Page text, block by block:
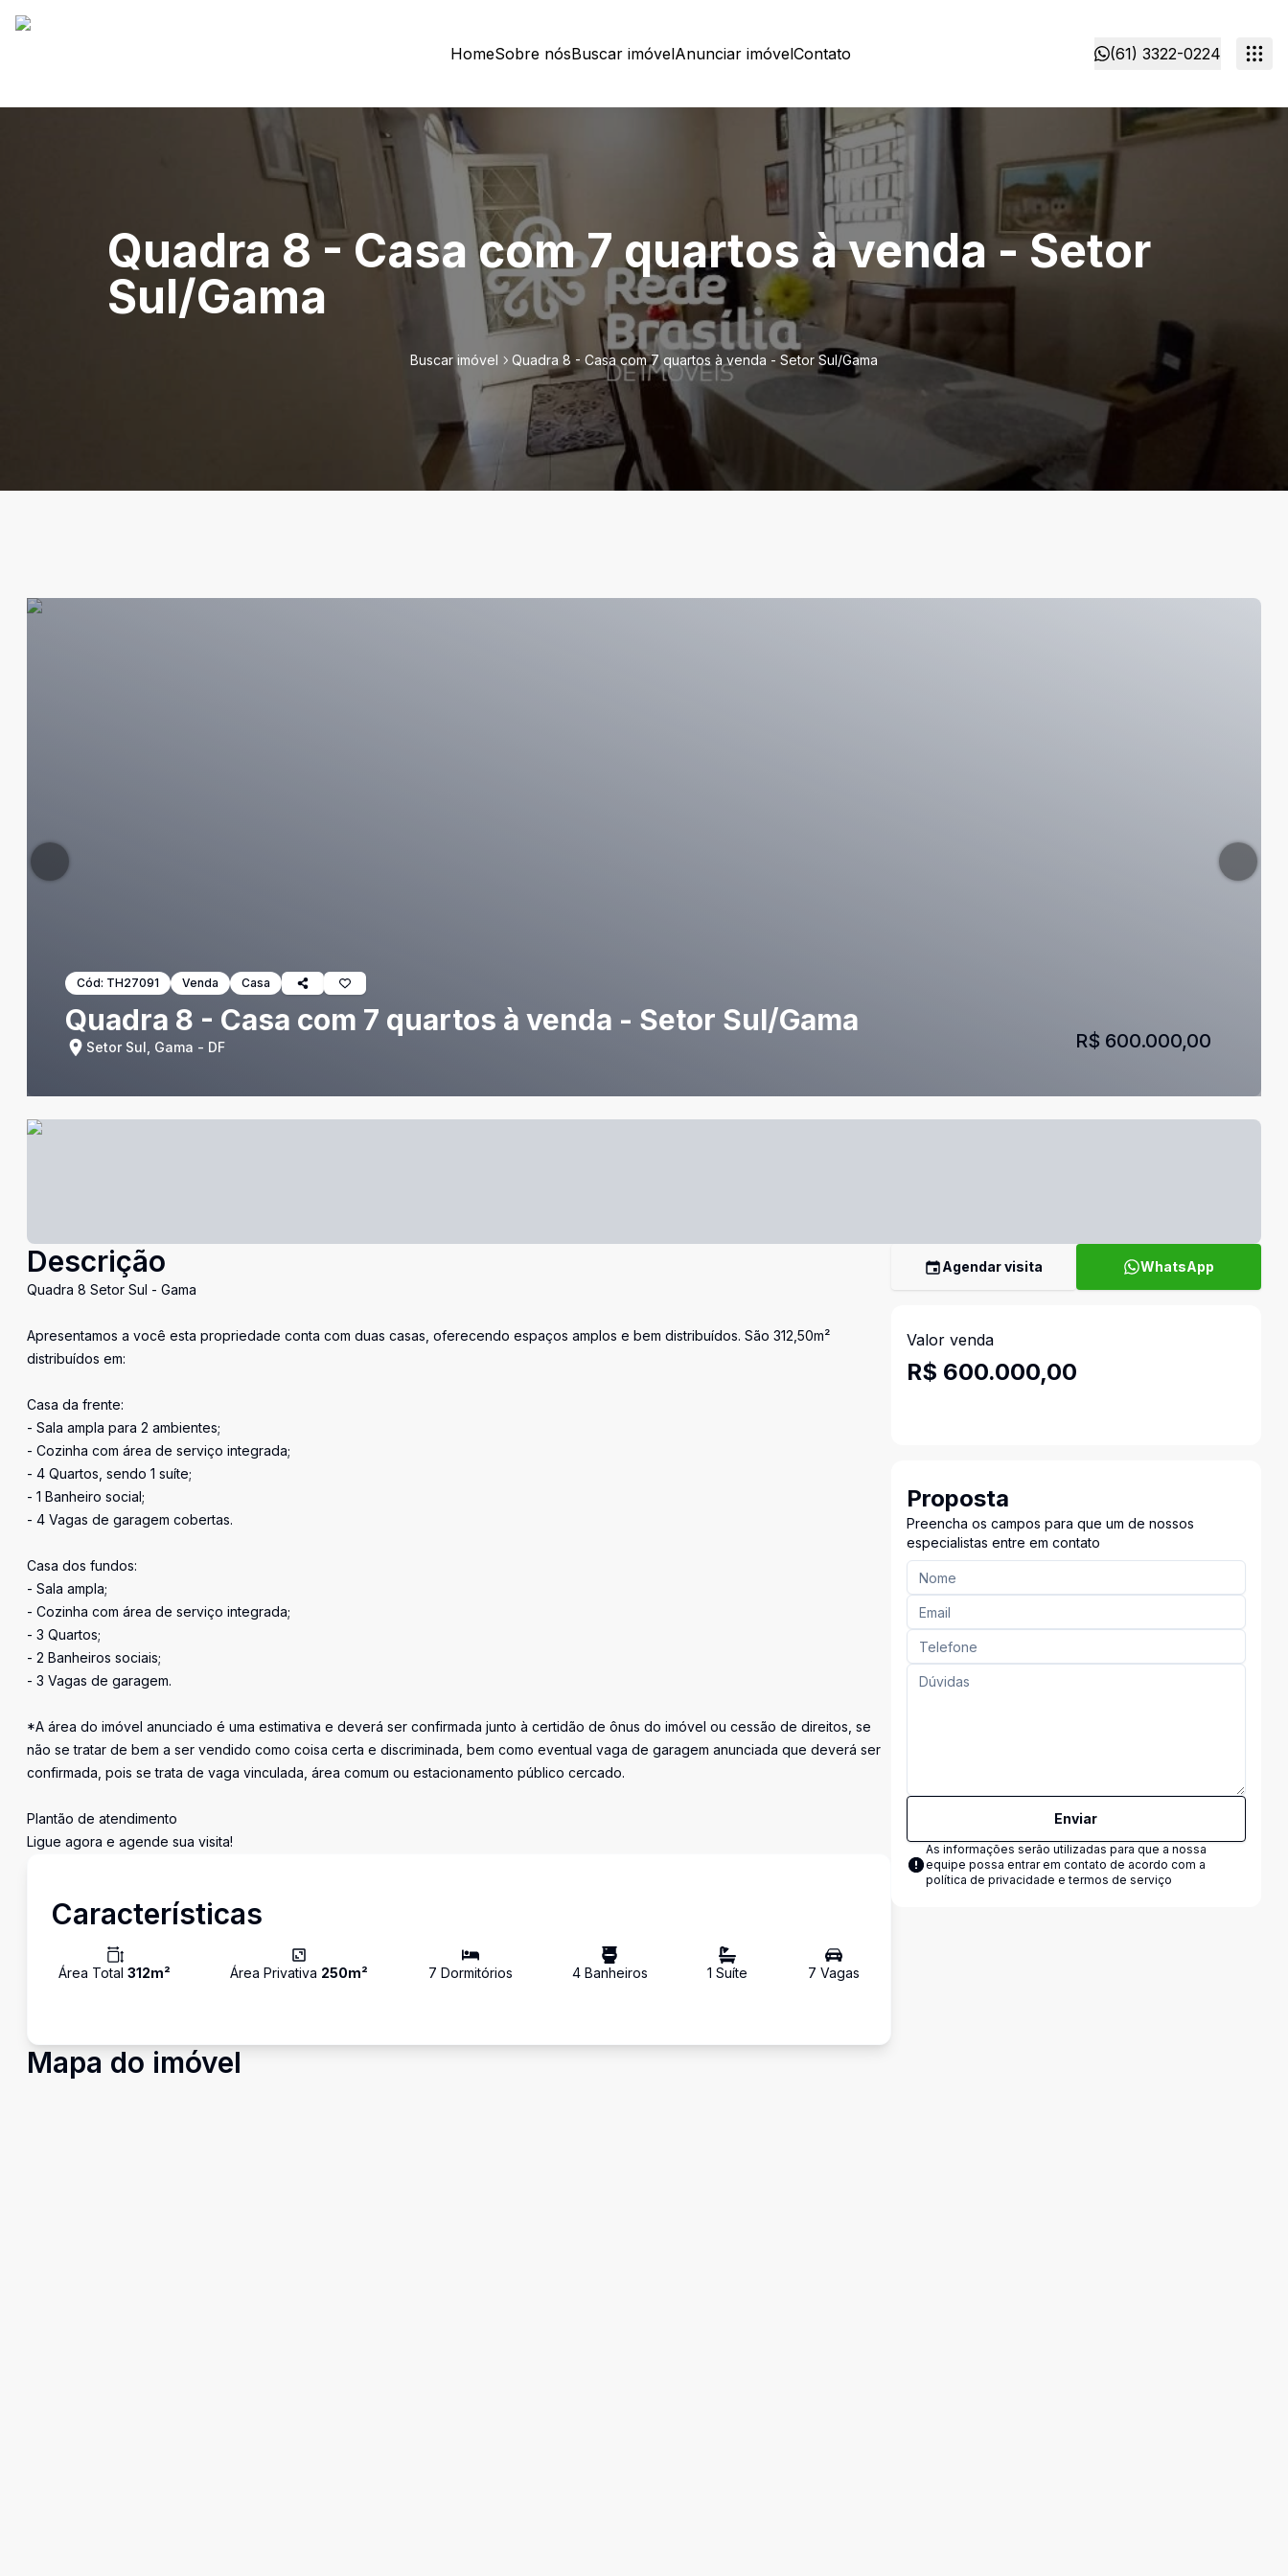
HomeSobre nósBuscar imóvelAnunciar imóvelContato (61) 3322-0224
Quadra 8 - Casa com 7 quartos à venda - Setor
Sul/Gama
Buscar imóvel Quadra 8 - Casa com 7 quartos à venda - Setor Sul/Gama
Cód: TH27091 Venda Casa
Quadra 8 - Casa com 7 quartos à venda - Setor Sul/Gama
Setor Sul, Gama - DF R$ 600.000,00
Descrição
Quadra 8 Setor Sul - Gama
Apresentamos a você esta propriedade conta com duas casas, oferecendo espaços amplos e bem distribuídos. São 312,50m²
distribuídos em:
Casa da frente:
- Sala ampla para 2 ambientes;
- Cozinha com área de serviço integrada;
- 4 Quartos, sendo 1 suíte;
- 1 Banheiro social;
- 4 Vagas de garagem cobertas.
Casa dos fundos:
- Sala ampla;
- Cozinha com área de serviço integrada;
- 3 Quartos;
- 2 Banheiros sociais;
- 3 Vagas de garagem.
*A área do imóvel anunciado é uma estimativa e deverá ser confirmada junto à certidão de ônus do imóvel ou cessão de direitos, se
não se tratar de bem a ser vendido como coisa certa e discriminada, bem como eventual vaga de garagem anunciada que deverá ser
confirmada, pois se trata de vaga vinculada, área comum ou estacionamento público cercado.
Plantão de atendimento
Ligue agora e agende sua visita!
Características
Área Total 312m² Área Privativa 250m² 7 Dormitórios 4Banheiros 1 Suíte 7 Vagas
Mapa do imóvel
Agendar visita WhatsApp
Valor venda
R$ 600.000,00
Proposta
Preencha os campos para que um de nossos
especialistas entre em contato
Enviar
As informações serão utilizadas para que a nossa
equipe possa entrar em contato de acordo com a
política de privacidade e termos de serviço